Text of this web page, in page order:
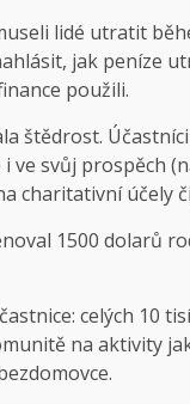
lidé utratit
jak peníze
použili.
štědrost.
ve svůj prospěch
charitativní účely
1500 dolarů
celých 10
na aktivity